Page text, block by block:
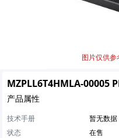
图片仅供
MZPLL6T4HMLA-00005
产品属性
技术手册
暂无数据
状态
在售